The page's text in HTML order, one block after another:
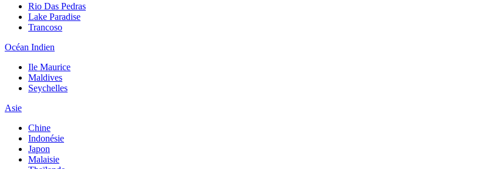
Rio Das Pedras
Lake Paradise
Trancoso
Océan Indien
Ile Maurice
Maldives
Seychelles
Asie
Chine
Indonésie
Japon
Malaisie